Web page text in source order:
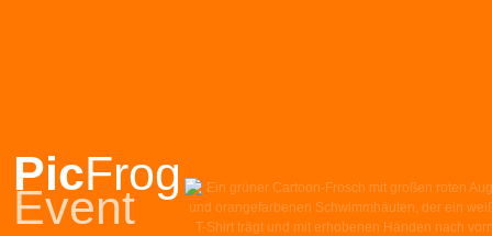
PicFrog
Event